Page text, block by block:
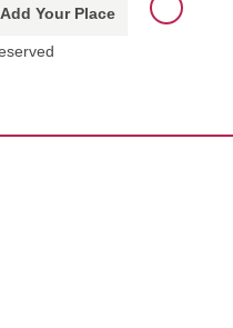
Add Your Place